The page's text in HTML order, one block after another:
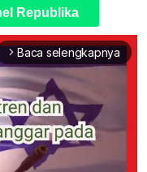
Republika
arrow_forward_ios Baca selengkapnya